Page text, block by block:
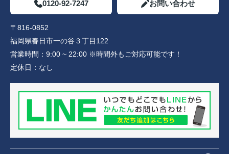
0120-92-7247 お問い合わせ
〒816-0852
福岡県春日市一の谷３丁目122
営業時間： 9:00 ~ 22:00 ※時間外もご対応可能です！
定休日： なし